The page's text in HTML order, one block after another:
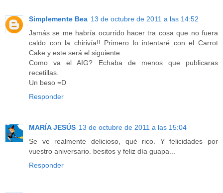
Simplemente Bea 13 de octubre de 2011 a las 14:52
Jamás se me habría ocurrido hacer tra cosa que no fuera
caldo con la chirivía!! Primero lo intentaré con el Carrot
Cake y este será el siguiente.
Como va el AIG? Echaba de menos que publicaras
recetillas.
Un beso =D
Responder
MARÍA JESÚS 13 de octubre de 2011 a las 15:04
Se ve realmente delicioso, qué rico. Y felicidades por
vuestro aniversario. besitos y feliz día guapa...
Responder